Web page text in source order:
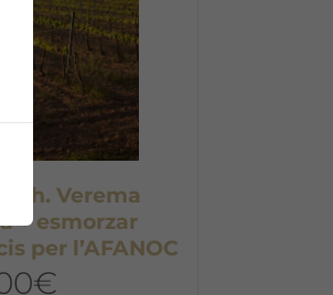
Verema
+ esmorzar
per l’AFANOC
€